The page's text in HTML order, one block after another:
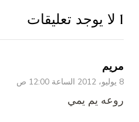
1 لا يوجد تعليقات
مريم
8 يوليو، 2012 الساعة 12:00 ص
روعه يم يمي